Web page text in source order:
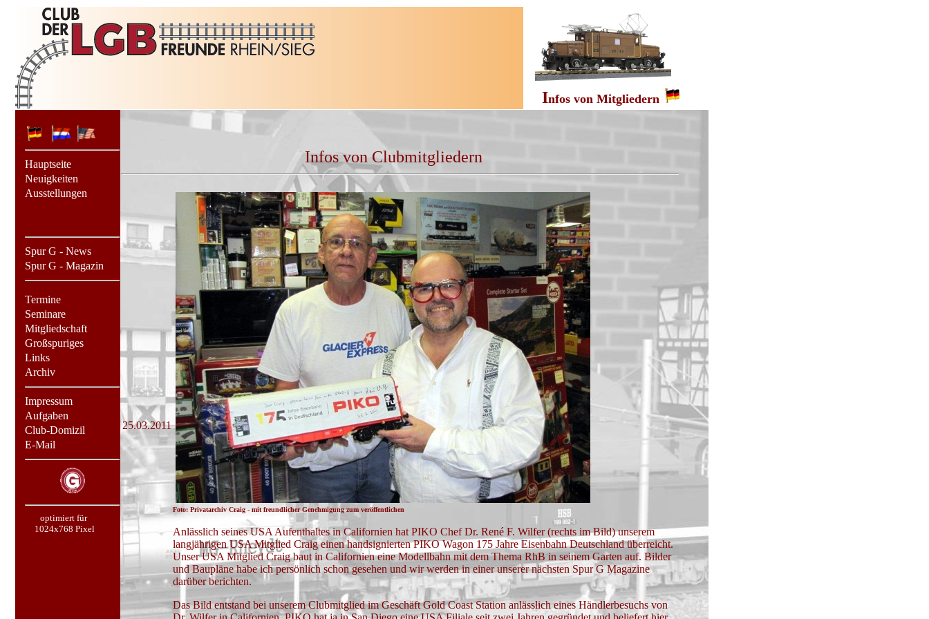
Infos von Mitgliedern
Hauptseite
Neuigkeiten
Ausstellungen
Spur G - News
Spur G - Magazin
Termine
Seminare
Mitgliedschaft
Großspuriges
Links
Archiv
Impressum
Aufgaben
Club-Domizil
E-Mail
optimiert für
1024x768 Pixel
Infos von Clubmitgliedern
25.03.2011
Foto: Privatarchiv Craig - mit freundlicher Genehmigung zum veröffentlichen
Anlässlich seines USA Aufenthaltes in Californien hat PIKO Chef Dr. René F. Wilfer (rechts im Bild) unserem
langjährigen USA Mitglied Craig einen handsignierten PIKO Wagon 175 Jahre Eisenbahn Deutschland überreicht.
Unser USA Mitglied Craig baut in Californien eine Modellbahn mit dem Thema RhB in seinem Garten auf. Bilder
und Baupläne habe ich persönlich schon gesehen und wir werden in einer unserer nächsten Spur G Magazine
darüber berichten.
Das Bild entstand bei unserem Clubmitglied im Geschäft Gold Coast Station anlässlich eines Händlerbesuchs von